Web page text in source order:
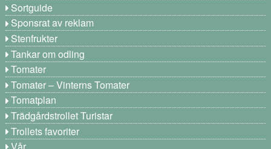
Sortguide
Sponsrat av reklam
Stenfrukter
Tankar om odling
Tomater
Tomater – Vinterns Tomater
Tomatplan
Trädgårdstrollet Turistar
Trollets favoriter